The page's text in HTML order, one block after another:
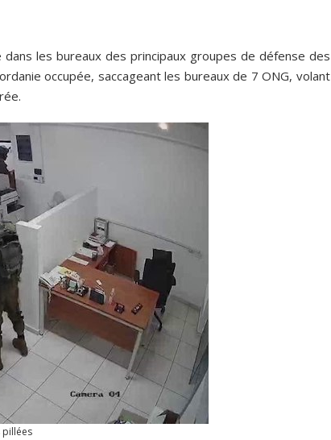
les bureaux des principaux groupes de défense des
occupée, saccageant les bureaux de 7 ONG, volant
pillées